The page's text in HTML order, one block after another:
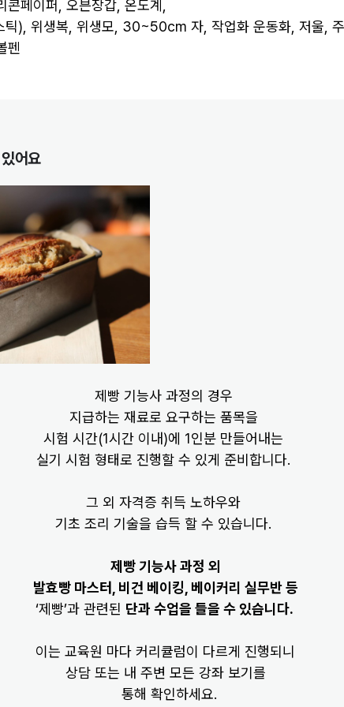
야속하다 느껴지겠지만,
레시피만 보고 뚝딱! 만든다?
그것도 파리에서 파는 바게트마냥?
없는 일
상대를 알아야 나를 알고!
애정을 쏟은 만큼 마음이 통하는 법!
콘페이퍼, 오븐장갑, 온도계,
틱), 위생복, 위생모, 30~50cm 자, 작업화 운동화, 저울,
펜
어요
제빵 기능사 과정의 경우
지급하는 재료로 요구하는 품목을
시험 시간(1시간 이내)에 1인분 만들어내는
실기 시험 형태로 진행할 수 있게 준비합니다.
그 외 자격증 취득 노하우와
기초 조리 기술을 습득 할 수 있습니다.
제빵 기능사 과정 외
발효빵 마스터, 비건 베이킹, 베이커리 실무반 등
‘제빵’과 관련된 단과 수업을 들을 수 있습니다.
이는 교육원 마다 커리큘럼이 다르게 진행되니
상담 또는 내 주변 모든 강좌 보기를
통해 확인하세요.